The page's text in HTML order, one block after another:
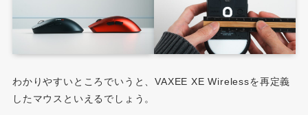
わかりやすいところでいうと、VAXEE XE Wirelessを再定義
したマウスといえるでしょう。